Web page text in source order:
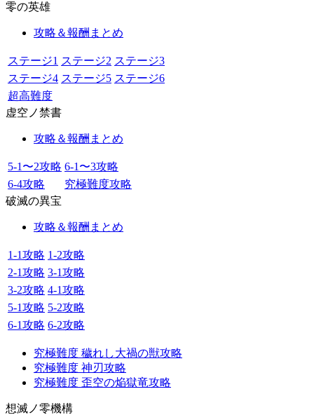
零の英雄
攻略＆報酬まとめ
ステージ1 ステージ2 ステージ3
ステージ4 ステージ5 ステージ6
超高難度
虚空ノ禁書
攻略＆報酬まとめ
5-1〜2攻略 6-1〜3攻略
6-4攻略
究極難度攻略
破滅の異宝
攻略＆報酬まとめ
1-1攻略 1-2攻略
2-1攻略 3-1攻略
3-2攻略 4-1攻略
5-1攻略 5-2攻略
6-1攻略 6-2攻略
究極難度 穢れし大禍の獣攻略
究極難度 神刃攻略
究極難度 歪空の焔獄竜攻略
想滅ノ零機構